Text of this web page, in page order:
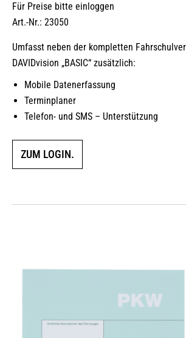
Für Preise bitte einloggen
Art.-Nr.: 23050
Umfasst neben der kompletten
DAVIDvision „BASIC“ zusätzlich:
Mobile Datenerfassung
Terminplaner
Telefon- und SMS – Unterstützung
ZUM LOGIN.